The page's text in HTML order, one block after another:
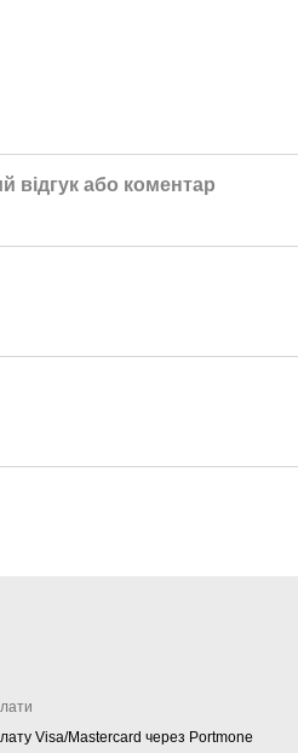
відгук або коментар